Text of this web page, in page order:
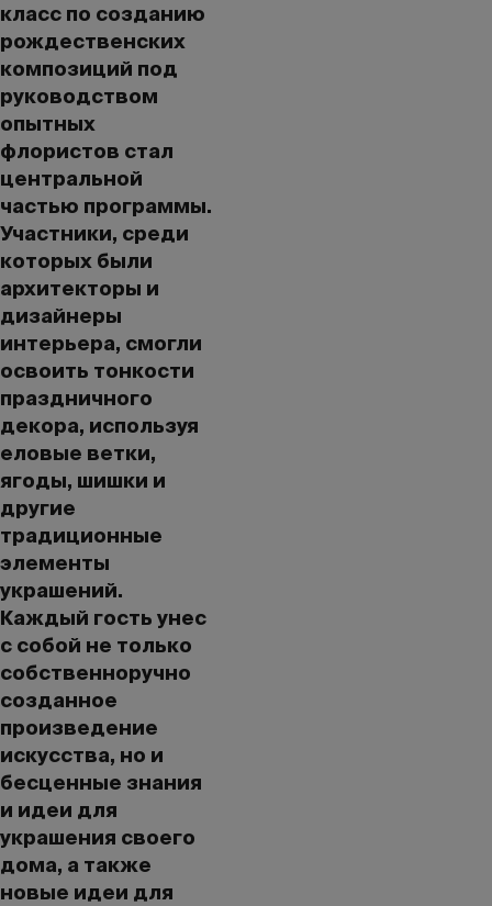
класс по созданию
рождественских
композиций под
руководством
опытных
флористов стал
центральной
частью программы.
Участники, среди
которых были
архитекторы и
дизайнеры
интерьера, смогли
освоить тонкости
праздничного
декора, используя
еловые ветки,
ягоды, шишки и
другие
традиционные
элементы
украшений.
Каждый гость унес
с собой не только
собственноручно
созданное
произведение
искусства, но и
бесценные знания
и идеи для
украшения своего
дома, а также
новые идеи для